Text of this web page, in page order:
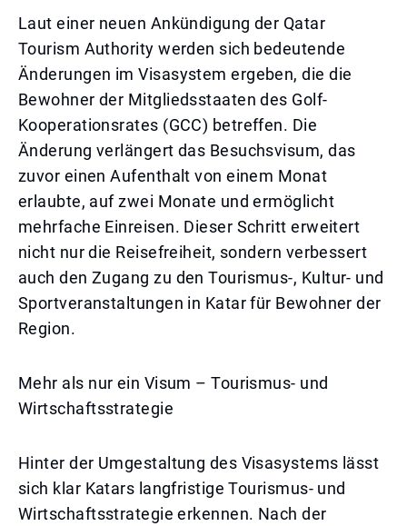
Laut einer neuen Ankündigung der Qatar
Tourism Authority werden sich bedeutende
Änderungen im Visasystem ergeben, die die
Bewohner der Mitgliedsstaaten des Golf-
Kooperationsrates (GCC) betreffen. Die
Änderung verlängert das Besuchsvisum, das
zuvor einen Aufenthalt von einem Monat
erlaubte, auf zwei Monate und ermöglicht
mehrfache Einreisen. Dieser Schritt erweitert
nicht nur die Reisefreiheit, sondern verbessert
auch den Zugang zu den Tourismus-, Kultur- und
Sportveranstaltungen in Katar für Bewohner der
Region.
Mehr als nur ein Visum – Tourismus- und
Wirtschaftsstrategie
Hinter der Umgestaltung des Visasystems lässt
sich klar Katars langfristige Tourismus- und
Wirtschaftsstrategie erkennen. Nach der